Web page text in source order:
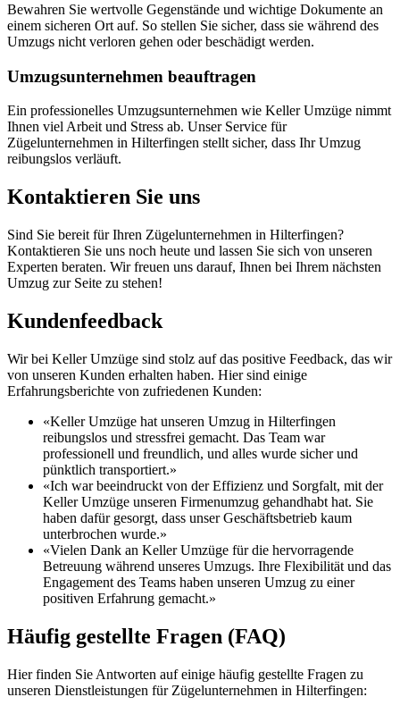
Bewahren Sie wertvolle Gegenstände und wichtige Dokumente an
einem sicheren Ort auf. So stellen Sie sicher, dass sie während des
Umzugs nicht verloren gehen oder beschädigt werden.
Umzugsunternehmen beauftragen
Ein professionelles Umzugsunternehmen wie Keller Umzüge nimmt
Ihnen viel Arbeit und Stress ab. Unser Service für
Zügelunternehmen in Hilterfingen stellt sicher, dass Ihr Umzug
reibungslos verläuft.
Kontaktieren Sie uns
Sind Sie bereit für Ihren Zügelunternehmen in Hilterfingen?
Kontaktieren Sie uns noch heute und lassen Sie sich von unseren
Experten beraten. Wir freuen uns darauf, Ihnen bei Ihrem nächsten
Umzug zur Seite zu stehen!
Kundenfeedback
Wir bei Keller Umzüge sind stolz auf das positive Feedback, das wir
von unseren Kunden erhalten haben. Hier sind einige
Erfahrungsberichte von zufriedenen Kunden:
«Keller Umzüge hat unseren Umzug in Hilterfingen
reibungslos und stressfrei gemacht. Das Team war
professionell und freundlich, und alles wurde sicher und
pünktlich transportiert.»
«Ich war beeindruckt von der Effizienz und Sorgfalt, mit der
Keller Umzüge unseren Firmenumzug gehandhabt hat. Sie
haben dafür gesorgt, dass unser Geschäftsbetrieb kaum
unterbrochen wurde.»
«Vielen Dank an Keller Umzüge für die hervorragende
Betreuung während unseres Umzugs. Ihre Flexibilität und das
Engagement des Teams haben unseren Umzug zu einer
positiven Erfahrung gemacht.»
Häufig gestellte Fragen (FAQ)
Hier finden Sie Antworten auf einige häufig gestellte Fragen zu
unseren Dienstleistungen für Zügelunternehmen in Hilterfingen: